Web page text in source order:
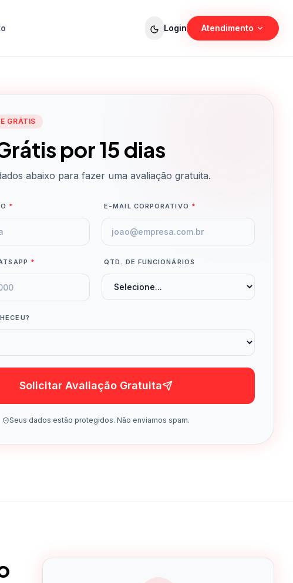
Login Atendimento
GRÁTIS
por 15 dias
abaixo para fazer uma avaliação gratuita.
* E-MAIL CORPORATIVO *
* QTD. DE FUNCIONÁRIOS
Solicitar Avaliação Gratuita
Seus dados estão protegidos. Não enviamos spam.